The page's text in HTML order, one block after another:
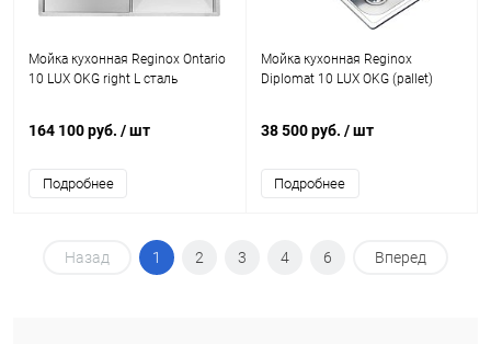
Мойка кухонная Reginox Ontario
10 LUX OKG right L сталь
164 100 руб. / шт
Подробнее
Мойка кухонная Reginox
Diplomat 10 LUX OKG (pallet)
38 500 руб. / шт
Подробнее
Назад 1 2 3 4 6 Вперед